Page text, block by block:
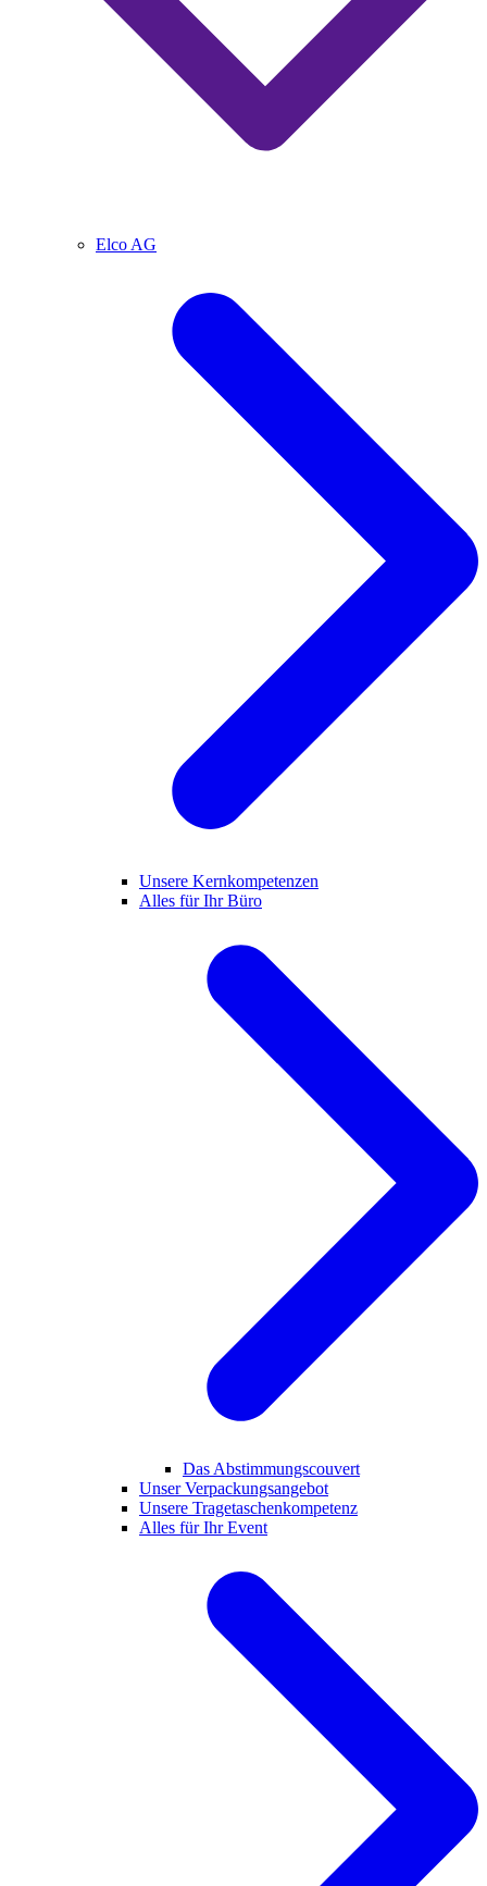
Elco AG
Unsere Kernkompetenzen
Alles für Ihr Büro
Das Abstimmungscouvert
Unser Verpackungsangebot
Unsere Tragetaschenkompetenz
Alles für Ihr Event